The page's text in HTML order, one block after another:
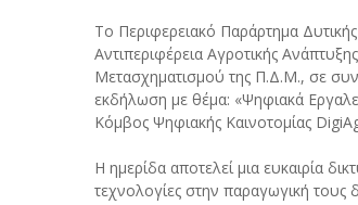
Το Περιφερειακό Παράρτημα
Αντιπεριφέρεια Αγροτικής
Μετασχηματισμού της Π.Δ.Μ., σε
εκδήλωση με θέμα: «Ψηφιακά
Κόμβος Ψηφιακής Καινοτομίας
Η ημερίδα αποτελεί μια ευκαιρία
τεχνολογίες στην παραγωγική τους